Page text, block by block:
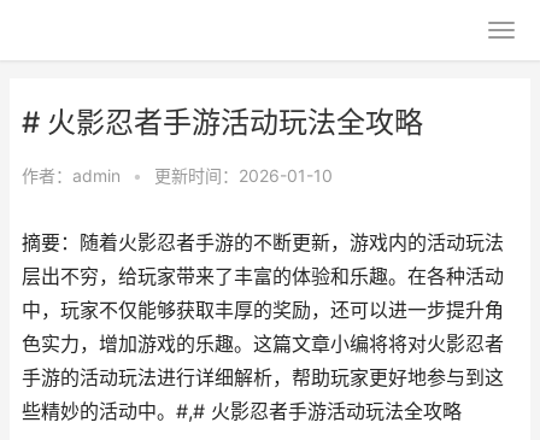
# 火影忍者手游活动玩法全攻略
作者： admin • 更新时间：2026-01-10
摘要：随着火影忍者手游的不断更新，游戏内的活动玩法
层出不穷，给玩家带来了丰富的体验和乐趣。在各种活动
中，玩家不仅能够获取丰厚的奖励，还可以进一步提升角
色实力，增加游戏的乐趣。这篇文章小编将将对火影忍者
手游的活动玩法进行详细解析，帮助玩家更好地参与到这
些精妙的活动中。#,# 火影忍者手游活动玩法全攻略